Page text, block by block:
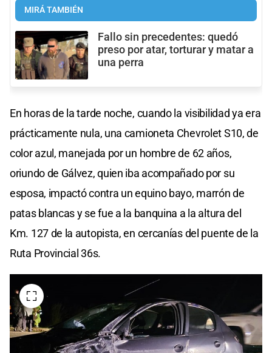
MIRÁ TAMBIÉN
Fallo sin precedentes: quedó
preso por atar, torturar y matar a
una perra
En horas de la tarde noche, cuando la visibilidad ya era
prácticamente nula, una camioneta Chevrolet S10, de
color azul, manejada por un hombre de 62 años,
oriundo de Gálvez, quien iba acompañado por su
esposa, impactó contra un equino bayo, marrón de
patas blancas y se fue a la banquina a la altura del
Km. 127 de la autopista, en cercanías del puente de la
Ruta Provincial 36s.